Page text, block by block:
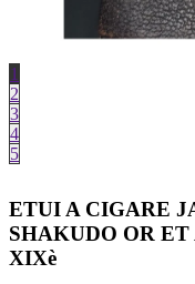
1
2
3
4
5
ETUI A CIGARE
SHAKUDO OR
XIXè